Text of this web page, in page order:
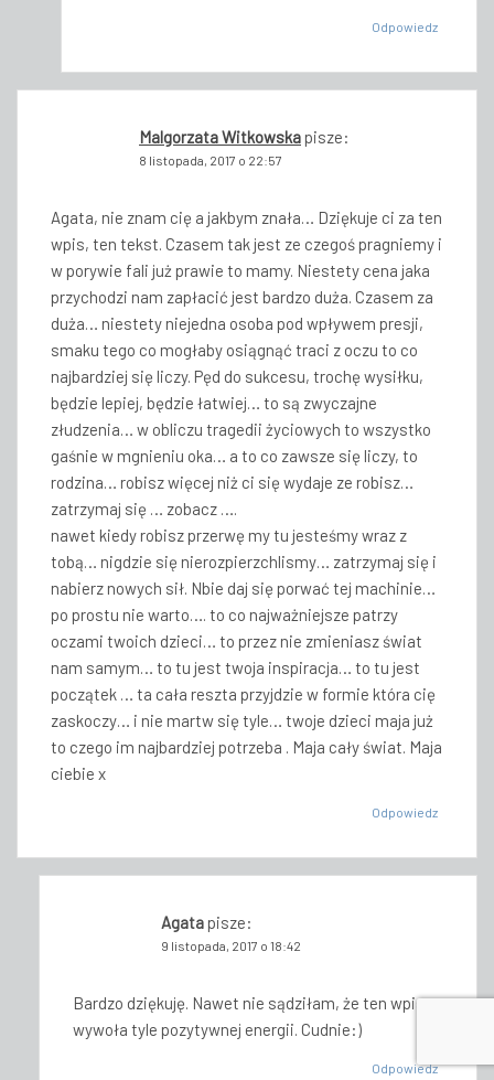
Odpowiedz
Malgorzata Witkowska pisze:
8 listopada, 2017 o 22:57
Agata, nie znam cię a jakbym znała… Dziękuje ci za ten
wpis, ten tekst. Czasem tak jest ze czegoś pragniemy i
w porywie fali już prawie to mamy. Niestety cena jaka
przychodzi nam zapłacić jest bardzo duża. Czasem za
duża… niestety niejedna osoba pod wpływem presji,
smaku tego co mogłaby osiągnąć traci z oczu to co
najbardziej się liczy. Pęd do sukcesu, trochę wysiłku,
będzie lepiej, będzie łatwiej… to są zwyczajne
złudzenia… w obliczu tragedii życiowych to wszystko
gaśnie w mgnieniu oka… a to co zawsze się liczy, to
rodzina… robisz więcej niż ci się wydaje ze robisz…
zatrzymaj się … zobacz ….
nawet kiedy robisz przerwę my tu jesteśmy wraz z
tobą… nigdzie się nierozpierzchlismy… zatrzymaj się i
nabierz nowych sił. Nbie daj się porwać tej machinie…
po prostu nie warto…. to co najważniejsze patrzy
oczami twoich dzieci… to przez nie zmieniasz świat
nam samym… to tu jest twoja inspiracja… to tu jest
początek … ta cała reszta przyjdzie w formie która cię
zaskoczy… i nie martw się tyle… twoje dzieci maja już
to czego im najbardziej potrzeba . Maja cały świat. Maja
ciebie x
Odpowiedz
Agata pisze:
9 listopada, 2017 o 18:42
Bardzo dziękuję. Nawet nie sądziłam, że ten wpis
wywoła tyle pozytywnej energii. Cudnie:)
Odpowiedz